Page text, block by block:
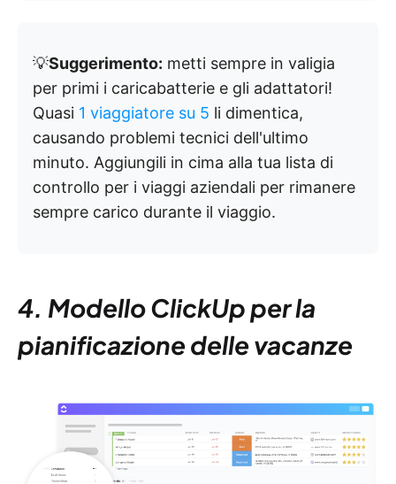
💡Suggerimento: metti sempre in valigia
per primi i caricabatterie e gli adattatori!
Quasi 1 viaggiatore su 5 li dimentica,
causando problemi tecnici dell'ultimo
minuto. Aggiungili in cima alla tua lista di
controllo per i viaggi aziendali per rimanere
sempre carico durante il viaggio.
4. Modello ClickUp per la
pianificazione delle vacanze